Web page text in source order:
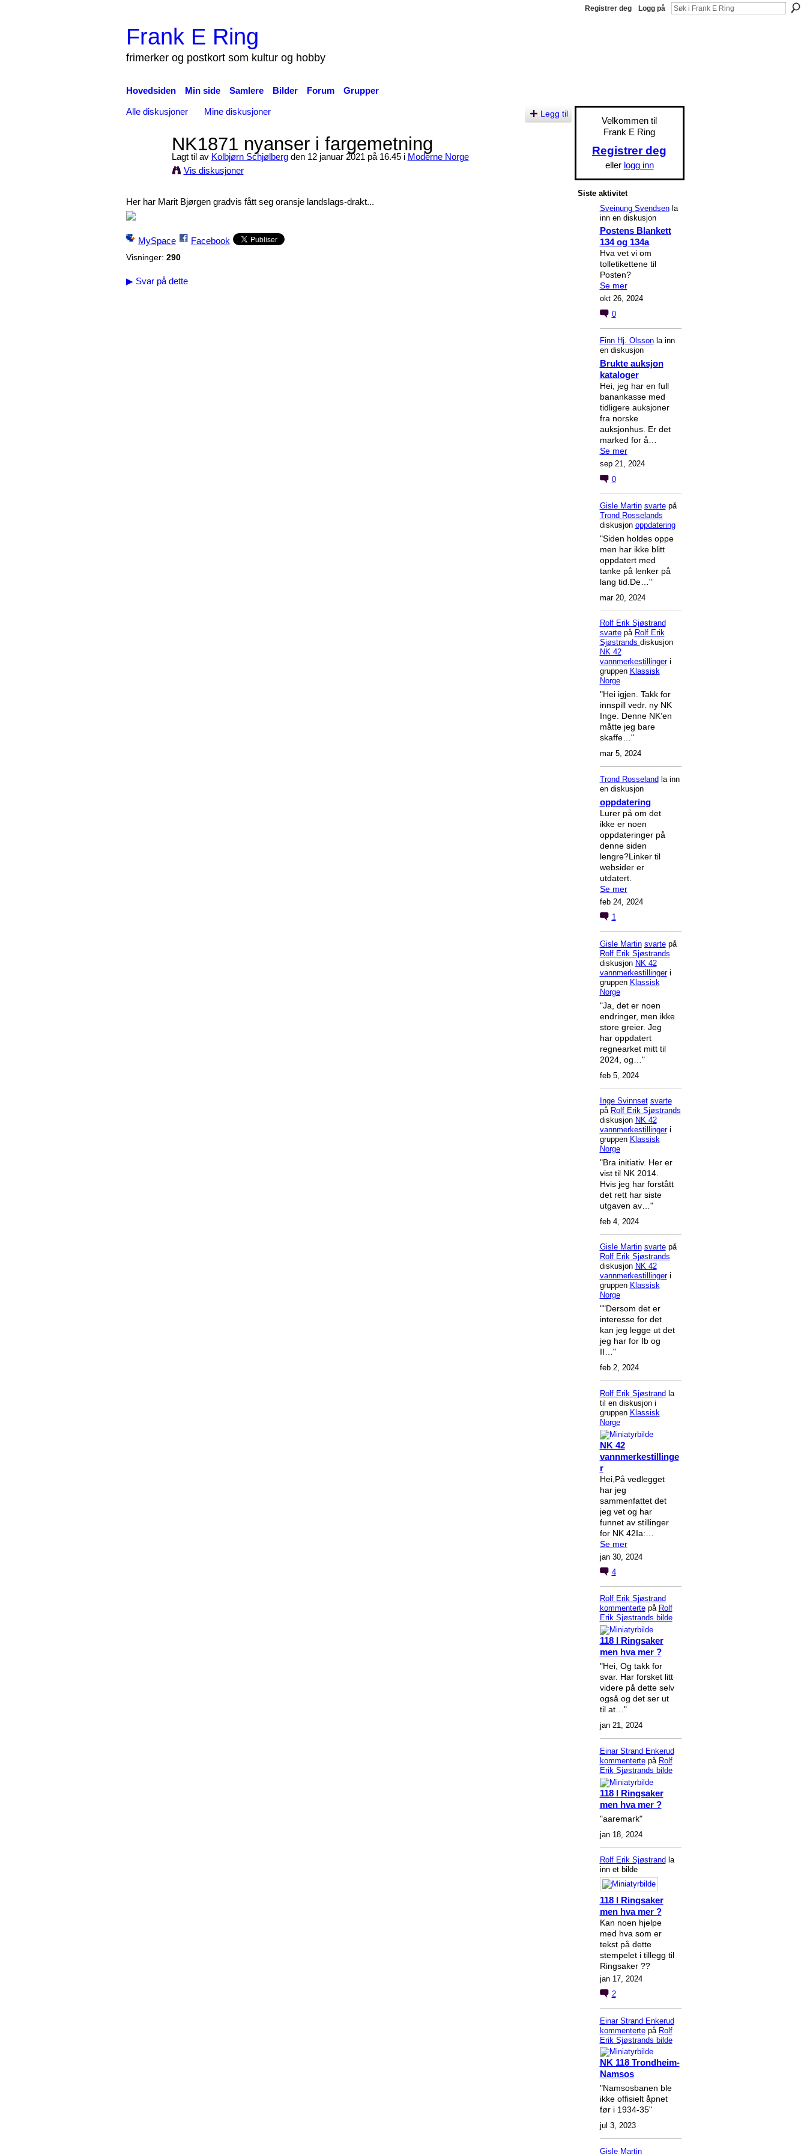
Registrer deg Logg på
Frank E Ring
frimerker og postkort som kultur og hobby
Hovedsiden Min side Samlere Bilder Forum Grupper
Alle diskusjoner Mine diskusjoner Legg til
NK1871 nyanser i fargemetning
Lagt til av Kolbjørn Schjølbergden 12 januar 2021 på 16.45 i Moderne Norge
Vis diskusjoner
Her har Marit Bjørgen gradvis fått seg oransje landslags-drakt...
MySpace Facebook
Visninger: 290
▶Svar på dette
Velkommen til
Frank E Ring
Registrer deg
eller logg inn
Siste aktivitet
Sveinung Svendsenla
inn en diskusjon
Postens Blankett
134 og 134a
Hva vet vi om
tolletikettene til
Posten?
Se mer
okt 26, 2024
0
Finn Hj. Olssonla inn
en diskusjon
Brukte auksjon
kataloger
Hei, jeg har en full
banankasse med
tidligere auksjoner
fra norske
auksjonhus. Er det
marked for å…
Se mer
sep 21, 2024
0
Gisle Martin svartepå
Trond Rosselands
diskusjon oppdatering
"Siden holdes oppe
men har ikke blitt
oppdatert med
tanke på lenker på
lang tid.De…"
mar 20, 2024
Rolf Erik Sjøstrand
svartepå Rolf Erik
Sjøstrands diskusjon
NK 42
vannmerkestillingeri
gruppen Klassisk
Norge
"Hei igjen. Takk for
innspill vedr. ny NK
Inge. Denne NK’en
måtte jeg bare
skaffe…"
mar 5, 2024
Trond Rosseland la inn
en diskusjon
oppdatering
Lurer på om det
ikke er noen
oppdateringer på
denne siden
lengre?Linker til
websider er
utdatert.
Se mer
feb 24, 2024
1
Gisle Martin svartepå
Rolf Erik Sjøstrands
diskusjon NK 42
vannmerkestillingeri
gruppen Klassisk
Norge
"Ja, det er noen
endringer, men ikke
store greier. Jeg
har oppdatert
regnearket mitt til
2024, og…"
feb 5, 2024
Inge Svinnset svarte
på Rolf Erik Sjøstrands
diskusjon NK 42
vannmerkestillingeri
gruppen Klassisk
Norge
"Bra initiativ. Her er
vist til NK 2014.
Hvis jeg har forstått
det rett har siste
utgaven av…"
feb 4, 2024
Gisle Martin svartepå
Rolf Erik Sjøstrands
diskusjon NK 42
vannmerkestillingeri
gruppen Klassisk
Norge
""Dersom det er
interesse for det
kan jeg legge ut det
jeg har for Ib og
II…"
feb 2, 2024
Rolf Erik Sjøstrand la
til en diskusjon i
gruppen Klassisk
Norge
NK 42
vannmerkestillinge
r
Hei,På vedlegget
har jeg
sammenfattet det
jeg vet og har
funnet av stillinger
for NK 42Ia:…
Se mer
jan 30, 2024
4
Rolf Erik Sjøstrand
kommentertepå Rolf
Erik Sjøstrands bilde
118 I Ringsaker
men hva mer ?
"Hei, Og takk for
svar. Har forsket litt
videre på dette selv
også og det ser ut
til at…"
jan 21, 2024
Einar Strand Enkerud
kommentertepå Rolf
Erik Sjøstrands bilde
118 I Ringsaker
men hva mer ?
"aaremark"
jan 18, 2024
Rolf Erik Sjøstrand la
inn et bilde
118 I Ringsaker
men hva mer ?
Kan noen hjelpe
med hva som er
tekst på dette
stempelet i tillegg til
Ringsaker ??
jan 17, 2024
2
Einar Strand Enkerud
kommentertepå Rolf
Erik Sjøstrands bilde
NK 118 Trondheim-
Namsos
"Namsosbanen ble
ikke offisielt åpnet
før i 1934-35"
jul 3, 2023
Gisle Martin